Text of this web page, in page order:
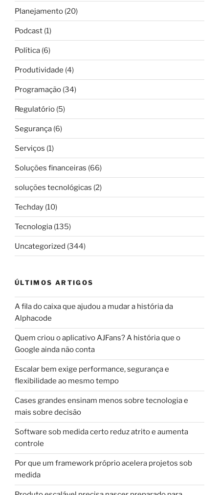
Planejamento (20)
Podcast (1)
Política (6)
Produtividade (4)
Programação (34)
Regulatório (5)
Segurança (6)
Serviços (1)
Soluções financeiras (66)
soluções tecnológicas (2)
Techday (10)
Tecnologia (135)
Uncategorized (344)
ÚLTIMOS ARTIGOS
A fila do caixa que ajudou a mudar a história da
Alphacode
Quem criou o aplicativo AJFans? A história que o
Google ainda não conta
Escalar bem exige performance, segurança e
flexibilidade ao mesmo tempo
Cases grandes ensinam menos sobre tecnologia e
mais sobre decisão
Software sob medida certo reduz atrito e aumenta
controle
Por que um framework próprio acelera projetos sob
medida